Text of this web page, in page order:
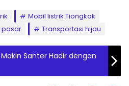
Mobil listrik Tiongkok
pasar Transportasi hijau
Makin Santer Hadir dengan